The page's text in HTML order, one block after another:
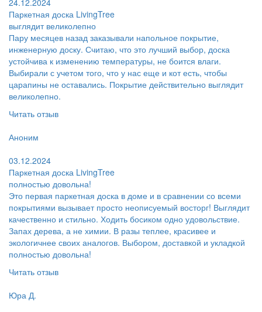
24.12.2024
Паркетная доска LivingTree
выглядит великолепно
Пару месяцев назад заказывали напольное покрытие,
инженерную доску. Считаю, что это лучший выбор, доска
устойчива к изменению температуры, не боится влаги.
Выбирали с учетом того, что у нас еще и кот есть, чтобы
царапины не оставались. Покрытие действительно выглядит
великолепно.
Читать отзыв
Аноним
03.12.2024
Паркетная доска LivingTree
полностью довольна!
Это первая паркетная доска в доме и в сравнении со всеми
покрытиями вызывает просто неописуемый восторг! Выглядит
качественно и стильно. Ходить босиком одно удовольствие.
Запах дерева, а не химии. В разы теплее, красивее и
экологичнее своих аналогов. Выбором, доставкой и укладкой
полностью довольна!
Читать отзыв
Юра Д.